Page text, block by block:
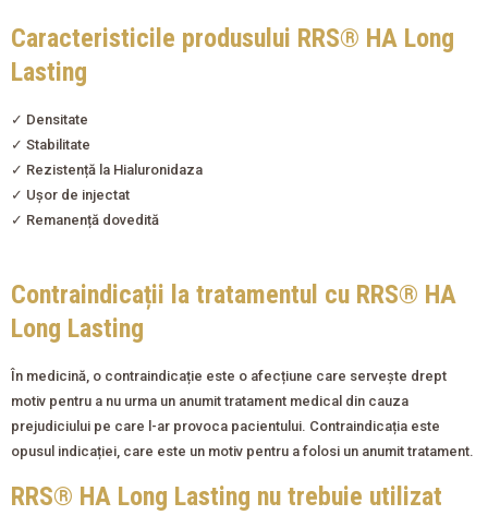
Caracteristicile produsului RRS® HA Long
Lasting
✓ Densitate
✓ Stabilitate
✓ Rezistență la Hialuronidaza
✓ Ușor de injectat
✓ Remanență dovedită
Contraindicații la tratamentul cu RRS® HA
Long Lasting
În medicină, o contraindicație este o afecțiune care servește drept
motiv pentru a nu urma un anumit tratament medical din cauza
prejudiciului pe care l-ar provoca pacientului. Contraindicația este
opusul indicației, care este un motiv pentru a folosi un anumit tratament.
RRS® HA Long Lasting nu trebuie utilizat